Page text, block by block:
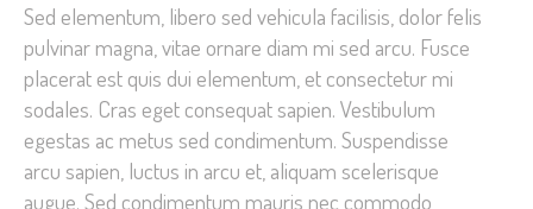
Sed elementum, libero sed vehicula facilisis, dolor felis
pulvinar magna, vitae ornare diam mi sed arcu. Fusce
placerat est quis dui elementum, et consectetur mi
sodales. Cras eget consequat sapien. Vestibulum
egestas ac metus sed condimentum. Suspendisse
arcu sapien, luctus in arcu et, aliquam scelerisque
augue. Sed condimentum mauris nec commodo